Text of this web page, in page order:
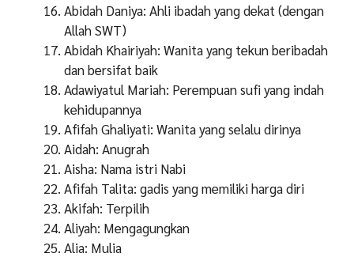
Abidah Daniya: Ahli ibadah yang dekat (dengan
Allah SWT)
Abidah Khairiyah: Wanita yang tekun beribadah
dan bersifat baik
Adawiyatul Mariah: Perempuan sufi yang indah
kehidupannya
Afifah Ghaliyati: Wanita yang selalu dirinya
Aidah: Anugrah
Aisha: Nama istri Nabi
Afifah Talita: gadis yang memiliki harga diri
Akifah: Terpilih
Aliyah: Mengagungkan
Alia: Mulia